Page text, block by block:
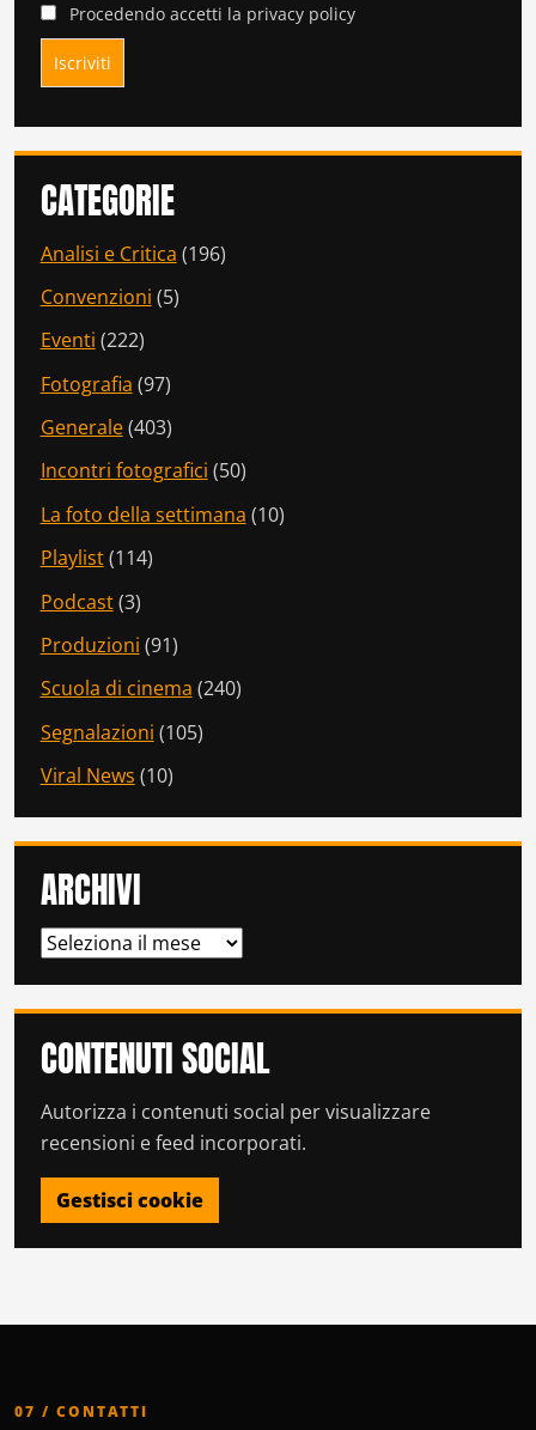
Procedendo accetti la privacy policy
CATEGORIE
Analisi e Critica (196)
Convenzioni (5)
Eventi (222)
Fotografia (97)
Generale(403)
Incontri fotografici (50)
La foto della settimana (10)
Playlist(114)
Podcast(3)
Produzioni (91)
Scuola di cinema (240)
Segnalazioni (105)
Viral News (10)
ARCHIVI
ARCHIVI
CONTENUTI SOCIAL
Autorizza i contenuti social per visualizzare
recensioni e feed incorporati.
Gestisci cookie
07 / CONTATTI